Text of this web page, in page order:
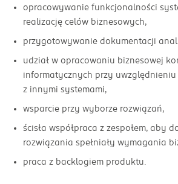
opracowywanie funkcjonalności
realizację celów biznesowych,
przygotowywanie dokumentacji
udział w opracowaniu biznesowej
informatycznych przy
z innymi systemami,
wsparcie przy wyborze rozwiązań,
ścisła współpraca z zespołem, aby
rozwiązania spełniały wymagania
praca z backlogiem produktu.